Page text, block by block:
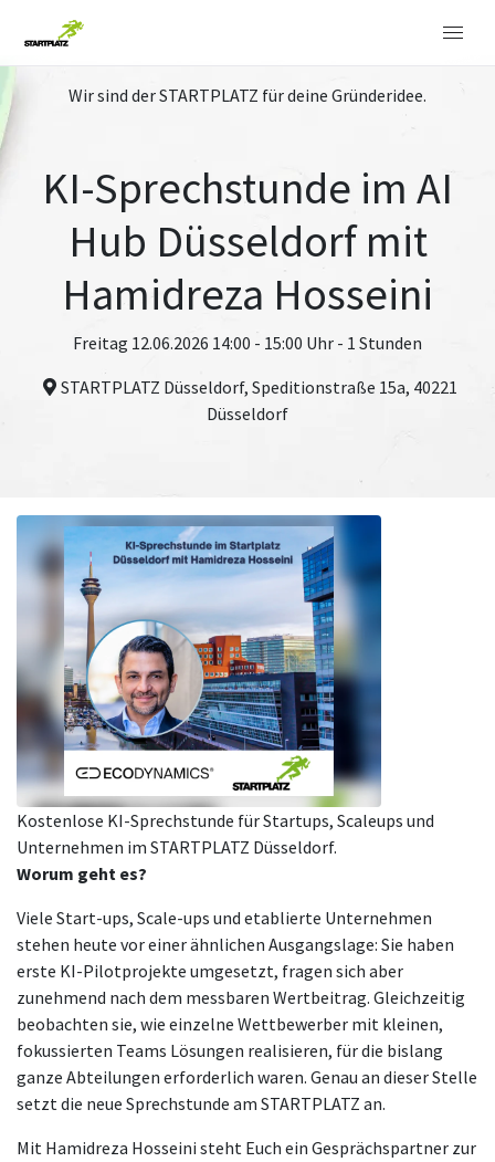
Wir sind der STARTPLATZ für deine Gründeridee.
KI-Sprechstunde im AI
Hub Düsseldorf mit
Hamidreza Hosseini
Freitag 12.06.2026 14:00 - 15:00 Uhr - 1 Stunden
STARTPLATZ Düsseldorf, Speditionstraße 15a, 40221
Düsseldorf
Kostenlose KI-Sprechstunde für Startups, Scaleups und
Unternehmen im STARTPLATZ Düsseldorf.
Worum geht es?
Viele Start-ups, Scale-ups und etablierte Unternehmen
stehen heute vor einer ähnlichen Ausgangslage: Sie haben
erste KI-Pilotprojekte umgesetzt, fragen sich aber
zunehmend nach dem messbaren Wertbeitrag. Gleichzeitig
beobachten sie, wie einzelne Wettbewerber mit kleinen,
fokussierten Teams Lösungen realisieren, für die bislang
ganze Abteilungen erforderlich waren. Genau an dieser Stelle
setzt die neue Sprechstunde am STARTPLATZ an.
Mit Hamidreza Hosseini steht Euch ein Gesprächspartner zur